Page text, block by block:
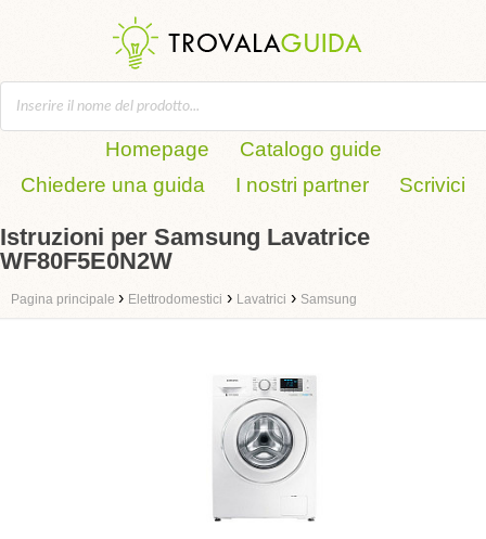
Homepage
Catalogo guide
Chiedere una guida
I nostri partner Scrivici
Istruzioni per Samsung Lavatrice
WF80F5E0N2W
Pagina principale › Elettrodomestici › Lavatrici › Samsung